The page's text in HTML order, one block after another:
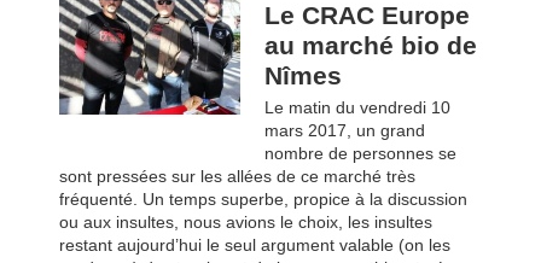
Le CRAC Europe
au marché bio de
Nîmes
Le matin du vendredi 10
mars 2017, un grand
nombre de personnes se
sont pressées sur les allées de ce marché très
fréquenté. Un temps superbe, propice à la discussion
ou aux insultes, nous avions le choix, les insultes
restant aujourd’hui le seul argument valable (on les